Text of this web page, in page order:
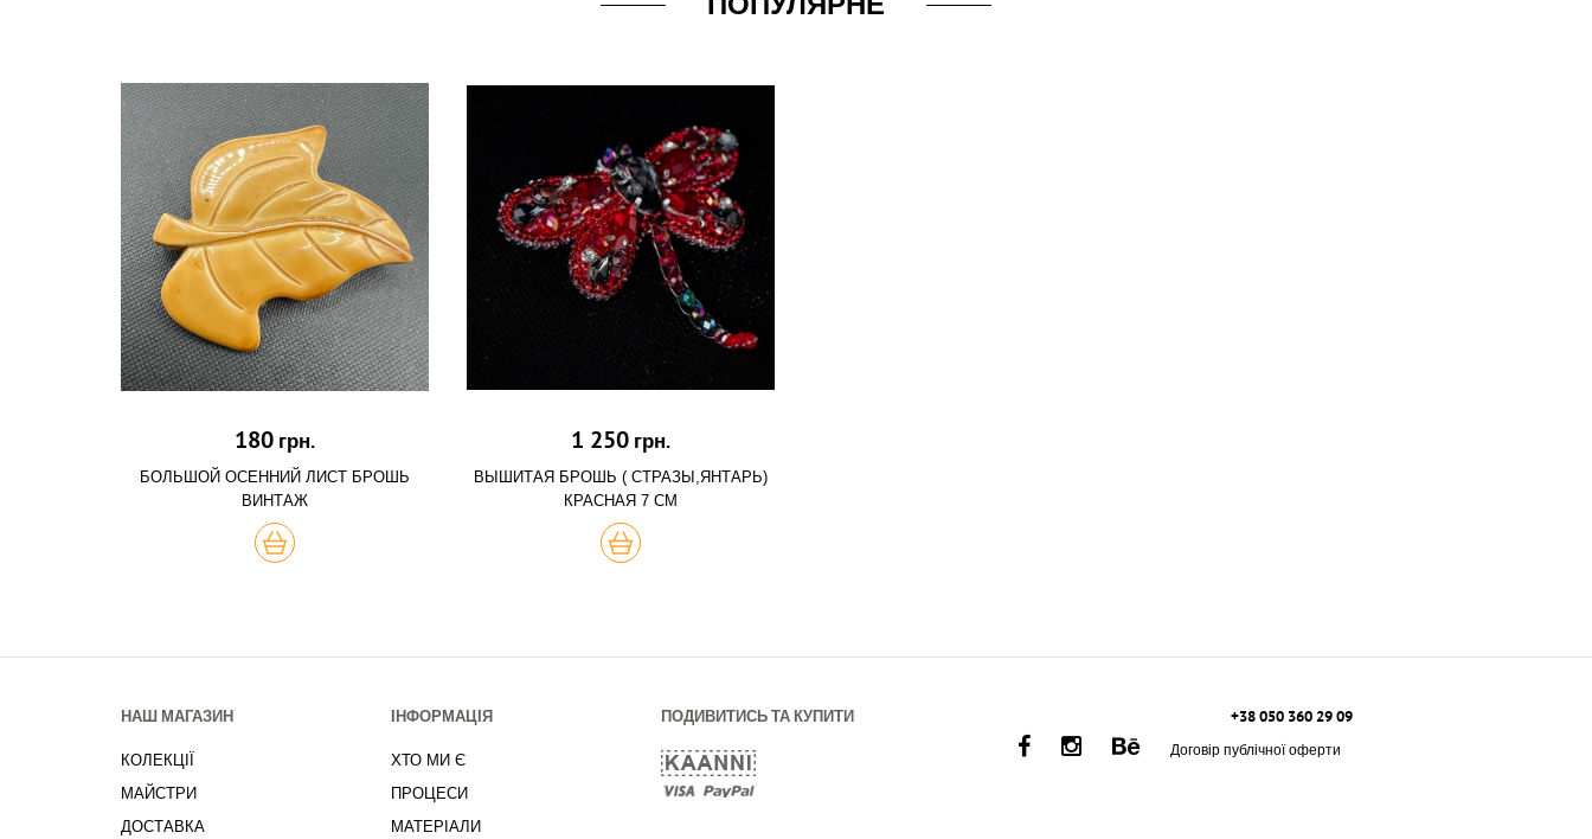
180 грн.
БОЛЬШОЙ ОСЕННИЙ ЛИСТ БРОШЬ
ВИНТАЖ
КУПИТЬ
1 250 грн.
ВЫШИТАЯ БРОШЬ ( СТРАЗЫ,ЯНТАРЬ)
КРАСНАЯ 7 СМ
КУПИТЬ
НАШ МАГАЗИН
КОЛЕКЦІЇ
МАЙСТРИ
ДОСТАВКА
ІНФОРМАЦІЯ
ХТО МИ Є
ПРОЦЕСИ
МАТЕРІАЛИ
ПОДИВИТИСЬ ТА КУПИТИ +38 050 360 29 09
Договір публічної оферти